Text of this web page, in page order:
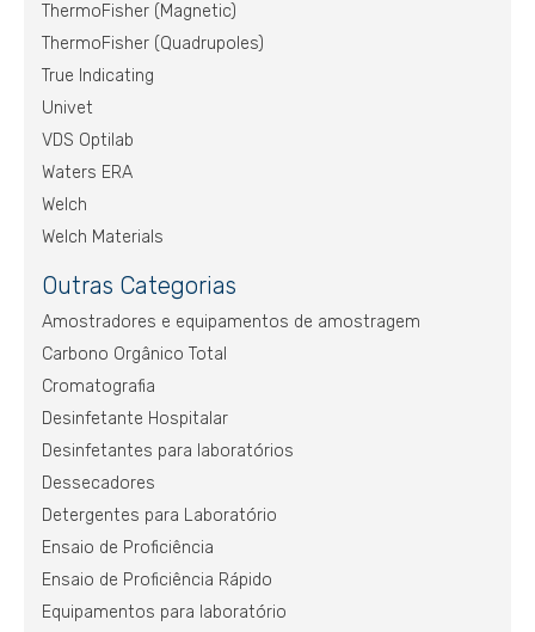
ThermoFisher (Magnetic)
ThermoFisher (Quadrupoles)
True Indicating
Univet
VDS Optilab
Waters ERA
Welch
Welch Materials
Outras Categorias
Amostradores e equipamentos de amostragem
Carbono Orgânico Total
Cromatografia
Desinfetante Hospitalar
Desinfetantes para laboratórios
Dessecadores
Detergentes para Laboratório
Ensaio de Proficiência
Ensaio de Proficiência Rápido
Equipamentos para laboratório